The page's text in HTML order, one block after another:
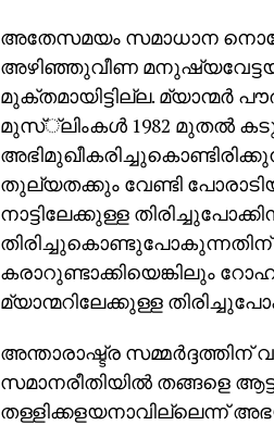
അതേസമയം സമാധാന
അഴിഞ്ഞുവീണ
മുക്തമായിട്ടില്ല. മ്യാന്മര്‍
മുസ്്‌ലിംകള്‍ 1982 മുതല്‍
തുല്യതക്കും വേണ്ടി
നാട്ടിലേക്കുള്ള
തിരിച്ചുകൊണ്ടുപോകുന്നതിന്
കരാറുണ്ടാക്കിയെങ്കിലും
മ്യാന്മറിലേക്കുള്ള
അന്താരാഷ്ട്ര സമ്മര്‍ദ്ദത്തിന്
സമാനരീതിയില്‍ തങ്ങളെ
തള്ളിക്കളയനാവില്ലെന്ന്